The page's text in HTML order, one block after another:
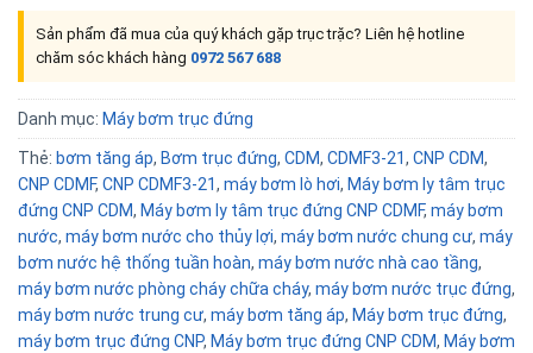
Sản phẩm đã mua của quý khách gặp trục trặc? Liên hệ hotline
chăm sóc khách hàng 0972 567 688
Danh mục: Máy bơm trục đứng
Thẻ: bơm tăng áp, Bơm trục đứng, CDM, CDMF3-21, CNP CDM,
CNP CDMF, CNP CDMF3-21, máy bơm lò hơi, Máy bơm ly tâm trục
đứng CNP CDM, Máy bơm ly tâm trục đứng CNP CDMF, máy bơm
nước, máy bơm nước cho thủy lợi, máy bơm nước chung cư, máy
bơm nước hệ thống tuần hoàn, máy bơm nước nhà cao tầng,
máy bơm nước phòng cháy chữa cháy, máy bơm nước trục đứng,
máy bơm nước trung cư, máy bơm tăng áp, Máy bơm trục đứng,
máy bơm trục đứng CNP, Máy bơm trục đứng CNP CDM, Máy bơm